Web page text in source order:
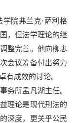
院弗兰克·萨利格
，但法学理论的继
整完善。他向柳忠
会议筹备付出努力
有成效的讨论。
务所孟凡湖主任。
理论是现代刑法的
深度，更关乎公民